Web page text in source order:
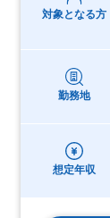
対象となる方
勤務地
想定年収